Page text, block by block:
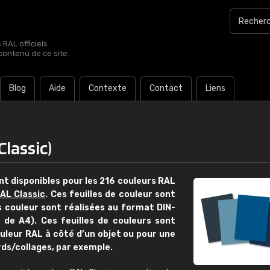
officiels
de ce site.
Blog Aide Contexte Contact Liens
disponibles pour les 216 couleurs RAL
Classic. Ces feuilles de couleur sont
couleur sont réalisées au format DIN-
A4). Ces feuilles de couleurs sont
RAL à côté d’un objet ou pour une
collages, par exemple.